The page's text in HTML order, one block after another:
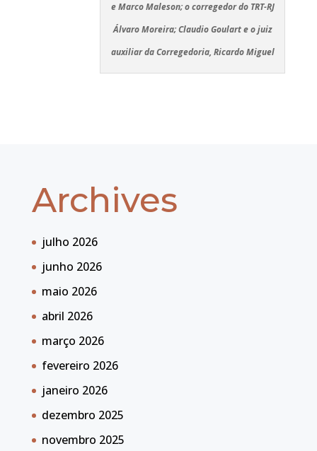
e Marco Maleson; o corregedor do TRT-RJ
Álvaro Moreira; Claudio Goulart e o juiz
auxiliar da Corregedoria, Ricardo Miguel
Archives
julho 2026
junho 2026
maio 2026
abril 2026
março 2026
fevereiro 2026
janeiro 2026
dezembro 2025
novembro 2025